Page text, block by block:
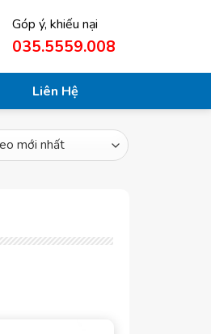
Góp ý, khiếu nại
035.5559.008
Liên Hệ